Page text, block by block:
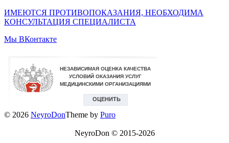
ИМЕЮТСЯ ПРОТИВОПОКАЗАНИЯ, НЕОБХОДИМА
КОНСУЛЬТАЦИЯ СПЕЦИАЛИСТА
Мы ВКонтакте
© 2026 NeyroDonTheme by Puro
NeyroDon © 2015-2026